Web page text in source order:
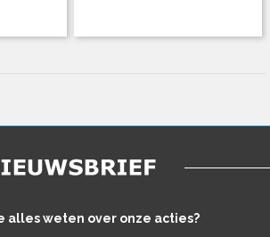
alles weten over onze acties?